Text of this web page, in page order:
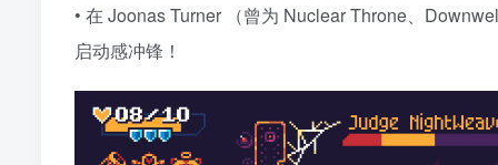
• 在 Joonas Turner （曾为 Nuclear Throne、
启动感冲锋！